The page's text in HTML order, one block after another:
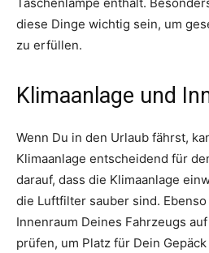
diese Dinge wichtig sein, um
zu erfüllen.
Klimaanlage und
Wenn Du in den Urlaub fährst,
Klimaanlage entscheidend für
darauf, dass die Klimaanlage
die Luftfilter sauber sind.
Innenraum Deines Fahrzeugs
prüfen, um Platz für Dein